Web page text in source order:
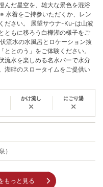
んだ星空を、雄大な景色を混浴
水着をご持参いただくか、レン
ださい。 展望サウナ-Ku-は山波
ともに移ろう白樺湖の様子をご
流水の水風呂とロケーション抜
とのう」をご体験ください。
流水を楽しめる名水バーで水分
湖畔のスロータイムをご提供い
かけ流し
✕
にごり湯
✕
）
もっと見る